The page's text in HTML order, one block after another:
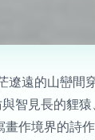
遼遠的山巒間
智見長的貍
作境界的詩